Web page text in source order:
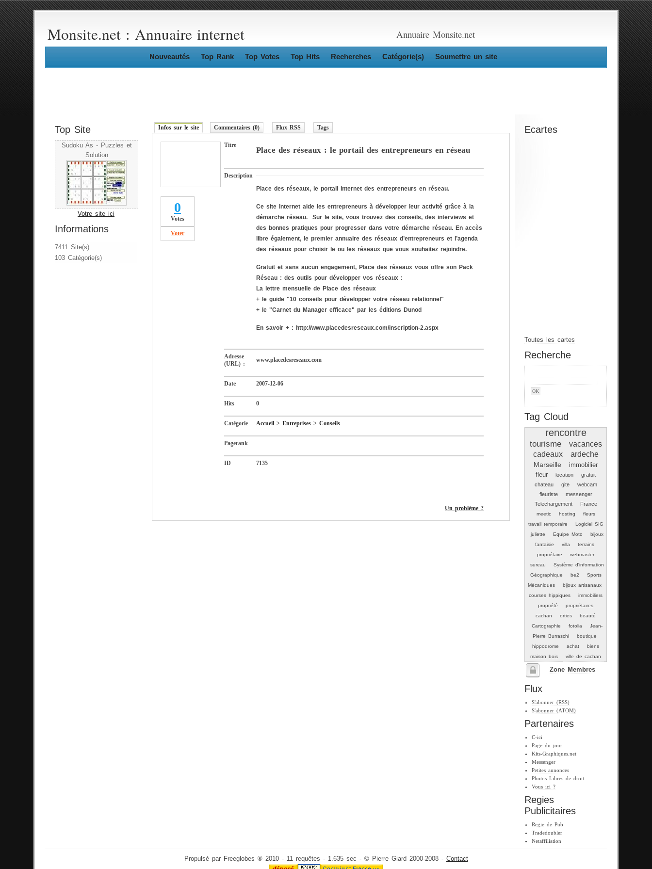
Monsite.net : Annuaire internet Annuaire Monsite.net
Nouveautés Top Rank Top Votes Top Hits Recherches Catégorie(s) Soumettre un site
Top Site
Sudoku As - Puzzles et
Solution
Votre site ici
Informations
7411 Site(s)
103 Catégorie(s)
Ecartes
Toutes les cartes
Recherche
Tag Cloud
rencontre
tourisme
vacances
cadeaux
ardeche
Marseille
immobilier
fleur
location
gratuit
chateau
gite
webcam
fleuriste
messenger
Telechargement
France
meetic hosting
fleurs
travail temporaire
Logiciel SIG
juliette
Equipe Moto
bijoux
fantaisie
villa
terrains
propriétaire
webmaster
sureau
Système d'information
Géographique
be2
Sports
Mécaniques
bijoux artisanaux
courses hippiques
immobiliers
propriété
propriétaires
cachan
orties
beauté
Cartographie
fotolia
Jean-
Pierre Burraschi
boutique
hippodrome
achat
biens
maison bois
ville de cachan
Zone Membres
Flux
S'abonner (RSS)
S'abonner (ATOM)
Partenaires
C-ici
Page du jour
Kits-Graphiques.net
Messenger
Petites annonces
Photos Libres de droit
Vous ici ?
Regies
Publicitaires
Regie de Pub
Tradedoubler
Netaffiliation
Infos sur le site Commentaires (0) Flux RSS Tags
0
Votes
Voter
Titre
Place des réseaux : le portail des entrepreneurs en réseau
Description
Place des réseaux, le portail internet des entrepreneurs en réseau.
Ce site Internet aide les entrepreneurs à développer leur activité grâce à la
démarche réseau. Sur le site, vous trouvez des conseils, des interviews et
des bonnes pratiques pour progresser dans votre démarche réseau. En accès
libre également, le premier annuaire des réseaux d’entrepreneurs et l’agenda
des réseaux pour choisir le ou les réseaux que vous souhaitez rejoindre.
Gratuit et sans aucun engagement, Place des réseaux vous offre son Pack
Réseau : des outils pour développer vos réseaux :
La lettre mensuelle de Place des réseaux
+ le guide "10 conseils pour développer votre réseau relationnel"
+ le "Carnet du Manager efficace" par les éditions Dunod
En savoir + : http://www.placedesreseaux.com/inscription-2.aspx
Adresse
(URL) :
www.placedesreseaux.com
Date 2007-12-06
Hits 0
Catégorie Accueil > Entreprises > Conseils
Pagerank
ID 7135
Un problème ?
Propulsé par Freeglobes ® 2010 - 11 requêtes - 1.635 sec - © Pierre Giard 2000-2008 - Contact